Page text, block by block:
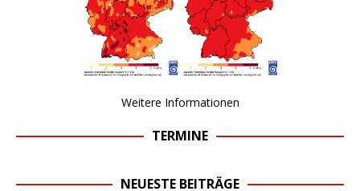
Weitere Informationen
TERMINE
NEUESTE BEITRÄGE